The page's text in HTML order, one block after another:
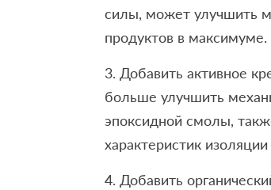
силы, может улучшить
продуктов в максимуме.
3. Добавить активное
больше улучшить
эпоксидной смолы,
характеристик
4. Добавить